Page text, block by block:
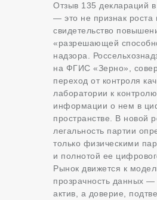
Отзыв 135 деклараций
— это не признак роста
свидетельство
«разрешающей
надзора.
на ФГИС «Зерно»,
переход от контроля
лаборатории к контролю
информации о нем в
пространстве. В новой
легальность партии
только физическими
и полнотой ее
Рынок движется к
прозрачность данных —
актив, а доверие,